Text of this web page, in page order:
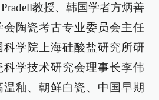
教授、韩国学者方炳善
陶瓷考古专业委员会主任
学院上海硅酸盐研究所研
学技术研究会理事长李伟
釉、朝鲜白瓷、中国早期